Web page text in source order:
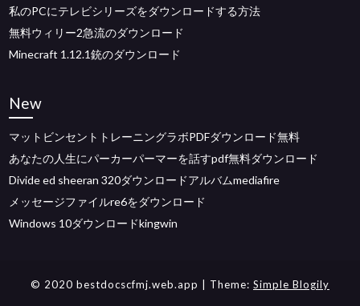
私のPCにテレビシリーズをダウンロードする方法
無料ウィリー2急流のダウンロード
Minecraft 1.12.1銃のダウンロード
New
マットビンセントトレーニングラボPDFダウンロード無料
あなたの人生にパーカーパーマーを話すpdf無料ダウンロード
Divide ed sheeran 320ダウンロードアルバムmediafire
メッセージファイルre6をダウンロード
Windows 10ダウンロードkingwin
© 2020 bestdocscfmj.web.app | Theme: Simple Blogily